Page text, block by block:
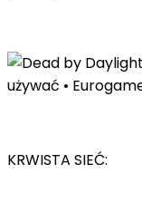
KRWISTA SIEĆ: